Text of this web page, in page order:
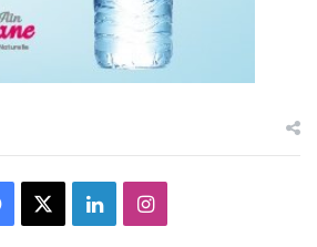
Facebook LinkedinInstagram